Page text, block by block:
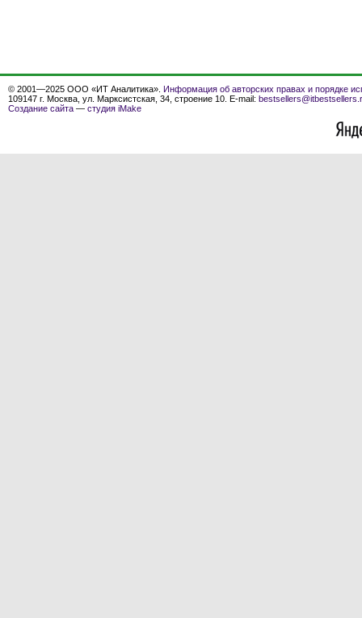
© 2001—2025 ООО «ИТ Аналитика». Информация об авторских правах и порядке
109147 г. Москва, ул. Марксистская, 34, строение 10. E-mail:
Создание сайта — студия iMake